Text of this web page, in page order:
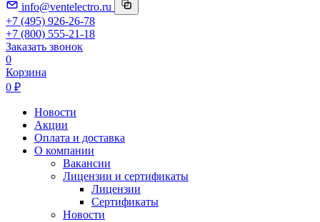
info@ventelectro.ru
+7 (495) 926-26-78
+7 (800) 555-21-18
Заказать звонок
0
Корзина
0 ₽
Новости
Акции
Оплата и доставка
О компании
Вакансии
Лицензии и сертификаты
Лицензии
Сертификаты
Новости